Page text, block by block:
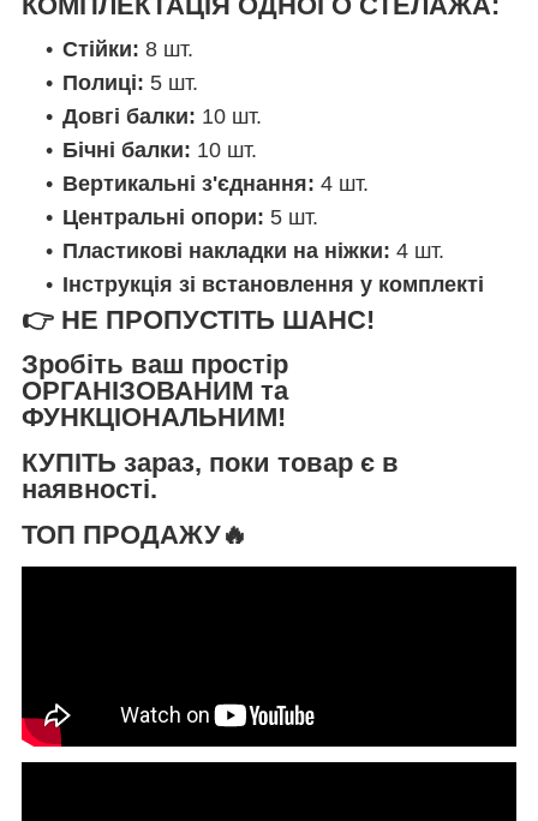
Стійки: 8 шт.
Полиці: 5 шт.
Довгі балки: 10 шт.
Бічні балки: 10 шт.
Вертикальні з'єднання: 4 шт.
Центральні опори: 5 шт.
Пластикові накладки на ніжки: 4 шт.
Інструкція зі встановлення у комплекті
👉 НЕ ПРОПУСТІТЬ ШАНС!
Зробіть ваш простір
ОРГАНІЗОВАНИМ та
ФУНКЦІОНАЛЬНИМ!
КУПІТЬ зараз, поки товар є в
наявності.
ТОП ПРОДАЖУ🔥